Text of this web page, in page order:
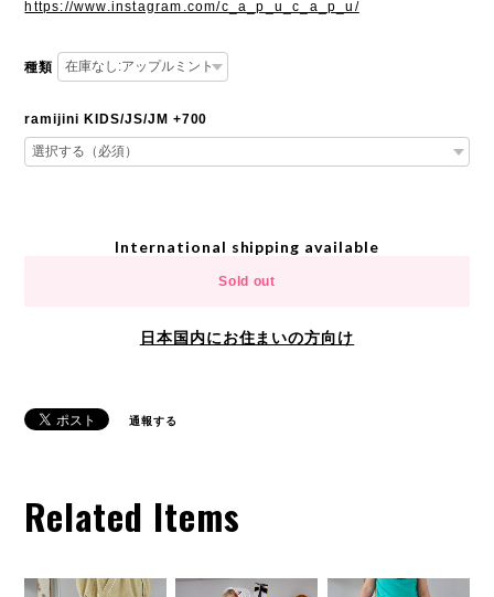
https://www.instagram.com/c_a_p_u_c_a_p_u/
種類
ramijini KIDS/JS/JM +700
International shipping available
Sold out
日本国内にお住まいの方向け
通報する
Related Items